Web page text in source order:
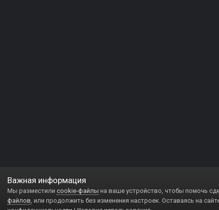
Важная информация
Мы разместили cookie-файлы на ваше устройство, чтобы помочь
файлов, или продолжить без изменения настроек. Оставаясь на